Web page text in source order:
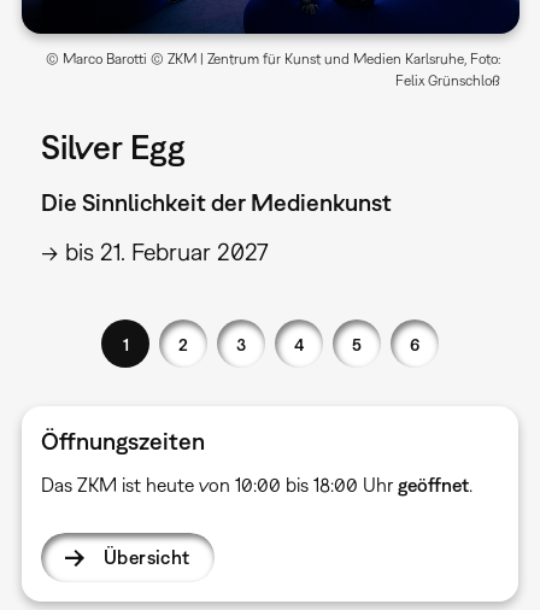
© Marco Barotti © ZKM | Zentrum für Kunst und Medien Karlsruhe, Foto:
Felix Grünschloß
Silver Egg
Die Sinnlichkeit der Medienkunst
→ bis 21. Februar 2027
1 2 3 4 5 6
Öffnungszeiten
Das ZKM ist heute von 10:00 bis 18:00 Uhr geöffnet.
Übersicht